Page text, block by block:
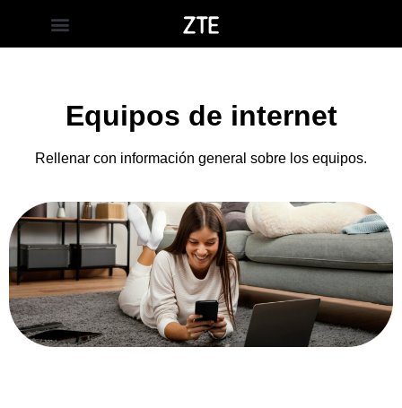
Equipos de internet
Rellenar con información general sobre los equipos.